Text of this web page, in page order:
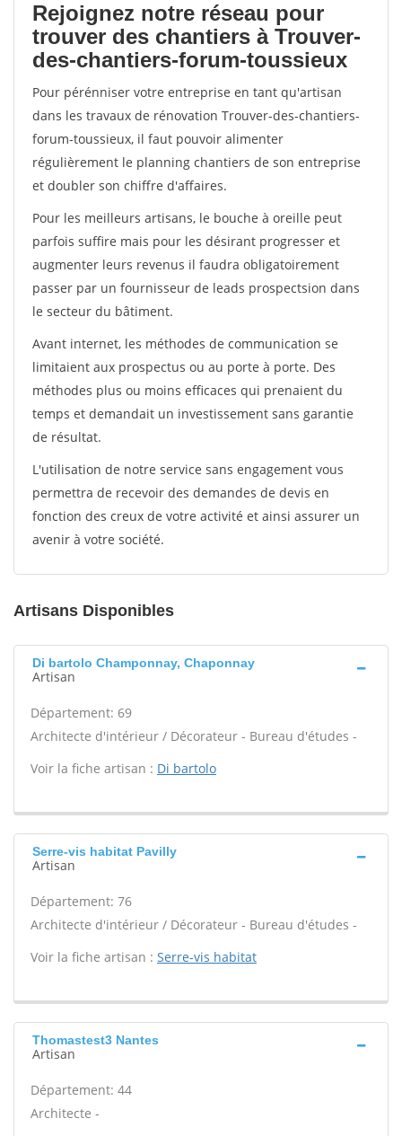
Rejoignez notre réseau pour
trouver des chantiers à Trouver-
des-chantiers-forum-toussieux
Pour pérénniser votre entreprise en tant qu'artisan
dans les travaux de rénovation Trouver-des-chantiers-
forum-toussieux, il faut pouvoir alimenter
régulièrement le planning chantiers de son entreprise
et doubler son chiffre d'affaires.
Pour les meilleurs artisans, le bouche à oreille peut
parfois suffire mais pour les désirant progresser et
augmenter leurs revenus il faudra obligatoirement
passer par un fournisseur de leads prospectsion dans
le secteur du bâtiment.
Avant internet, les méthodes de communication se
limitaient aux prospectus ou au porte à porte. Des
méthodes plus ou moins efficaces qui prenaient du
temps et demandait un investissement sans garantie
de résultat.
L'utilisation de notre service sans engagement vous
permettra de recevoir des demandes de devis en
fonction des creux de votre activité et ainsi assurer un
avenir à votre société.
Artisans Disponibles
Di bartolo Champonnay, Chaponnay
Artisan
Département: 69
Architecte d'intérieur / Décorateur - Bureau d'études -
Voir la fiche artisan : Di bartolo
Serre-vis habitat Pavilly
Artisan
Département: 76
Architecte d'intérieur / Décorateur - Bureau d'études -
Voir la fiche artisan : Serre-vis habitat
Thomastest3 Nantes
Artisan
Département: 44
Architecte -